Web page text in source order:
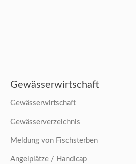
Gewässerwirtschaft
Gewässerwirtschaft
Gewässerverzeichnis
Meldung von Fischsterben
Angelplätze / Handicap